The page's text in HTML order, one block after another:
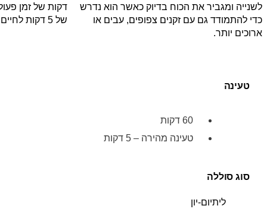
לשנייה ומגביר את הכוח בדיוק כאשר הוא נדרש
כדי להתמודד גם עם זקנים צפופים, עבים או
ארוכים יותר.
דקות של זמן
של 5 דקות לחיים ארוכים ולמתח מרבי.
טעינה
60 דקות
טעינה מהירה – 5 דקות
סוג סוללה
ליתיום-יון